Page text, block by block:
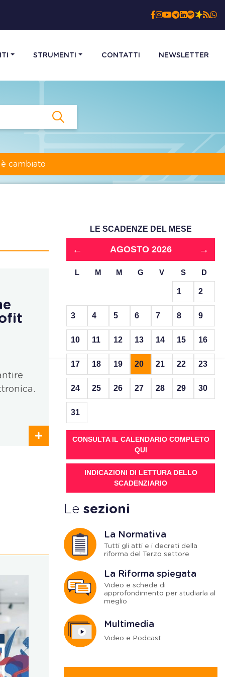
STRUMENTI CONTATTI NEWSLETTER
cambiato
LE SCADENZE DEL MESE
← AGOSTO 2026 →
L M M G V S D
1 2
3 4 5 6 7 8 9
10 11 12 13 14 15 16
17 18 19 20 21 22 23
24 25 26 27 28 29 30
31
CONSULTA IL CALENDARIO COMPLETO
QUI
INDICAZIONI DI LETTURA DELLO
SCADENZIARIO
Le sezioni
La Normativa
Tutti gli atti e i decreti della
riforma del Terzo settore
La Riforma spiegata
Video e schede di
approfondimento per studiarla al
meglio
Multimedia
Video e Podcast